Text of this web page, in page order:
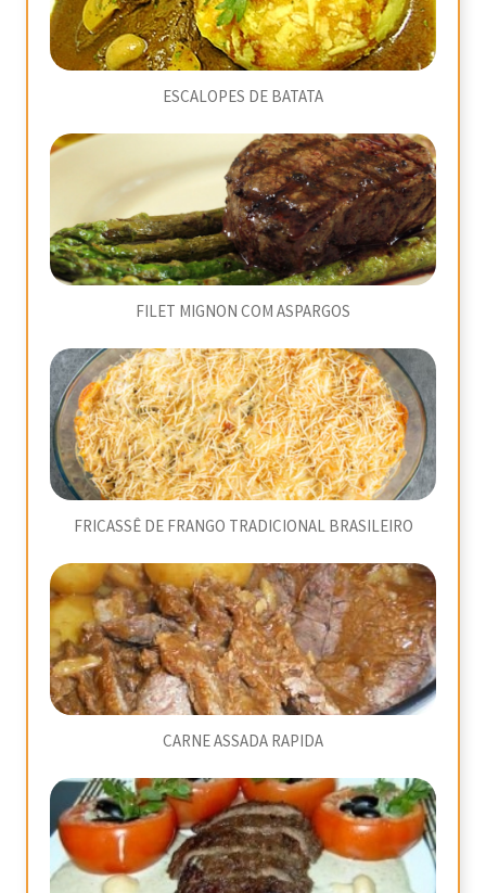
ESCALOPES DE BATATA
FILET MIGNON COM ASPARGOS
FRICASSÊ DE FRANGO TRADICIONAL BRASILEIRO
CARNE ASSADA RAPIDA